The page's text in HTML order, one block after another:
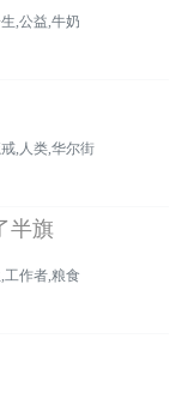
,公益,牛奶
,人类,华尔街
半旗
工作者,粮食